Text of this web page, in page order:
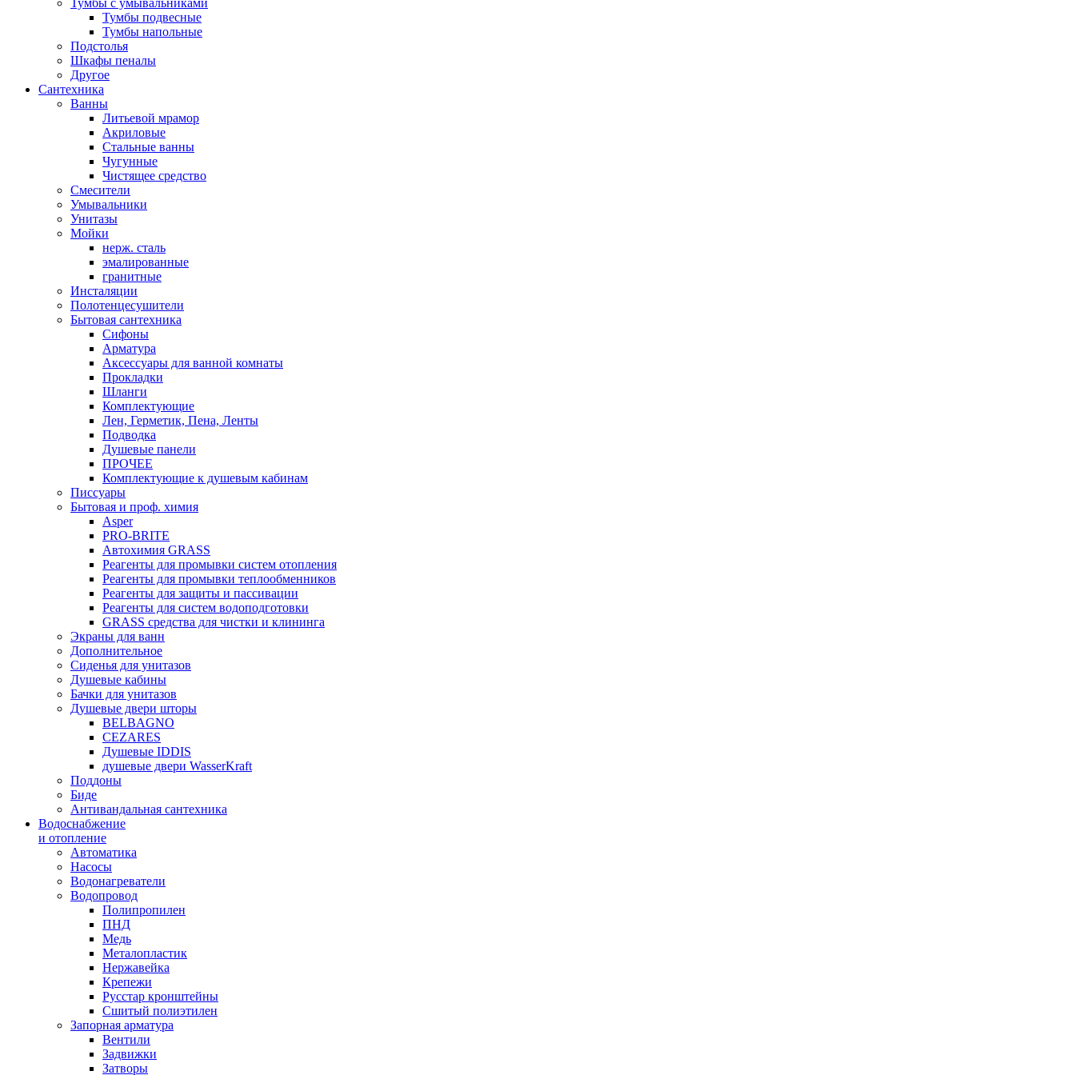
Тумбы с умывальниками
Тумбы подвесные
Тумбы напольные
Подстолья
Шкафы пеналы
Другое
Сантехника
Ванны
Литьевой мрамор
Акриловые
Стальные ванны
Чугунные
Чистящее средство
Смесители
Умывальники
Унитазы
Мойки
нерж. сталь
эмалированные
гранитные
Инсталяции
Полотенцесушители
Бытовая сантехника
Сифоны
Арматура
Аксессуары для ванной комнаты
Прокладки
Шланги
Комплектующие
Лен, Герметик, Пена, Ленты
Подводка
Душевые панели
ПРОЧЕЕ
Комплектующие к душевым кабинам
Писсуары
Бытовая и проф. химия
Asper
PRO-BRITE
Автохимия GRASS
Реагенты для промывки систем отопления
Реагенты для промывки теплообменников
Реагенты для защиты и пассивации
Реагенты для систем водоподготовки
GRASS средства для чистки и клининга
Экраны для ванн
Дополнительное
Сиденья для унитазов
Душевые кабины
Бачки для унитазов
Душевые двери шторы
BELBAGNO
CEZARES
Душевые IDDIS
душевые двери WasserKraft
Поддоны
Биде
Антивандальная сантехника
Водоснабжение
и отопление
Автоматика
Насосы
Водонагреватели
Водопровод
Полипропилен
ПНД
Медь
Металопластик
Нержавейка
Крепежи
Русстар кронштейны
Сшитый полиэтилен
Запорная арматура
Вентили
Задвижки
Затворы